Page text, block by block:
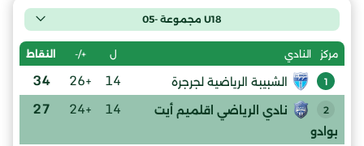
U18 مجموعة -05
مركز النادي ل +/- النقاط
1 الشبيبة الرياضية لجرجرة 14
+26
34
2
نادي الرياضي اقلميم أيت
بوادو
14
+24
27